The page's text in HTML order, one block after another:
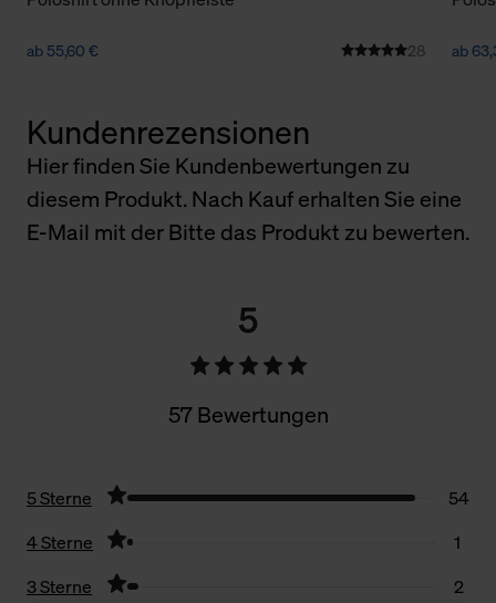
ab 55,60 € 28 ab
Kundenrezensionen
Hier finden Sie Kundenbewertungen zu
diesem Produkt. Nach Kauf erhalten Sie eine
E-Mail mit der Bitte das Produkt zu bewerten.
5
57 Bewertungen
5 Sterne
54
4 Sterne
1
3 Sterne
2